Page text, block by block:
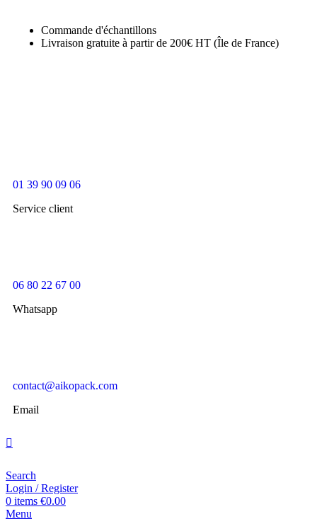
Commande d'échantillons
Livraison gratuite à partir de 200€ HT (Île de France)
01 39 90 09 06
Service client
06 80 22 67 00
Whatsapp
contact@aikopack.com
Email
Search
Login / Register
0 items €0.00
Menu